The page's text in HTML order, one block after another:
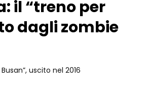
il “treno per
dagli zombie
uscito nel 2016